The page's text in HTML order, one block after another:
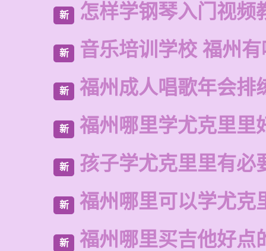
新 怎样学钢琴入门视频
新 音乐培训学校 福州
新 福州成人唱歌年会排
新 福州哪里学尤克里里
新 孩子学尤克里里有必
新 福州哪里可以学尤克
新 福州哪里买吉他好点